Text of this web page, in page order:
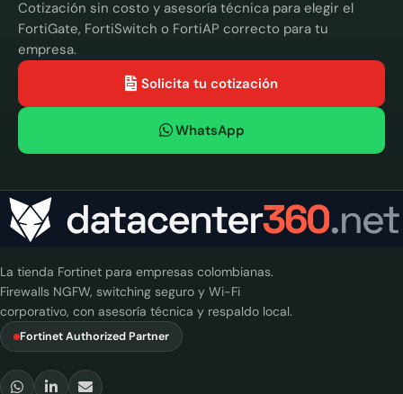
Cotización sin costo y asesoría técnica para elegir el
FortiGate, FortiSwitch o FortiAP correcto para tu
empresa.
Solicita tu cotización
WhatsApp
La tienda Fortinet para empresas colombianas.
Firewalls NGFW, switching seguro y Wi-Fi
corporativo, con asesoría técnica y respaldo local.
Fortinet Authorized Partner